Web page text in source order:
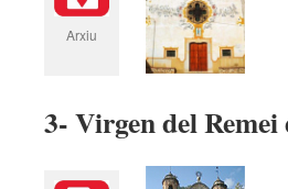
Arxiu
3- Virgen del Remei